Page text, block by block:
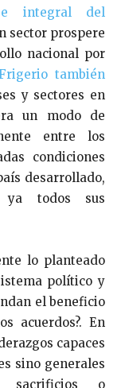
integral del
sector prospere
nacional por
también
y sectores en
un modo de
entre los
condiciones
desarrollado,
todos sus
lo planteado
político y
el beneficio
acuerdos?. En
capaces
sino generales
sacrificios o